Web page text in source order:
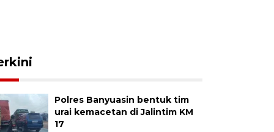
Polres Banyuasin bentuk tim
urai kemacetan di Jalintim KM
17